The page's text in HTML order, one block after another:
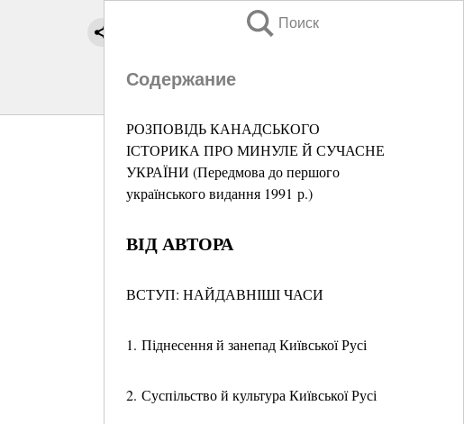
Поиск
Содержание
РОЗПОВІДЬ КАНАДСЬКОГО
ІСТОРИКА ПРО МИНУЛЕ Й СУЧАСНЕ
УКРАЇНИ (Передмова до першого
українського видання 1991 р.)
ВІД АВТОРА
ВСТУП: НАЙДАВНІШІ ЧАСИ
1. Піднесення й занепад Київської Русі
2. Суспільство й культура Київської Русі